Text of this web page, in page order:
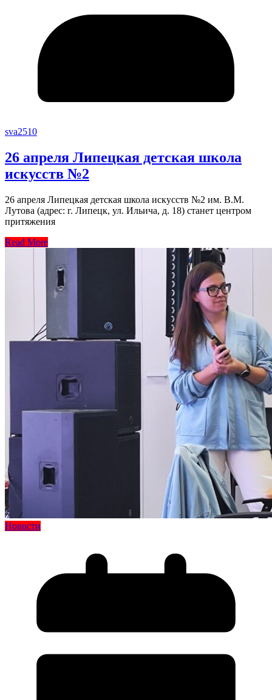
sva2510
26 апреля Липецкая детская школа
искусств №2
26 апреля Липецкая детская школа искусств №2 им. В.М.
Лутова (адрес: г. Липецк, ул. Ильича, д. 18) станет центром
притяжения
Read More
Новости